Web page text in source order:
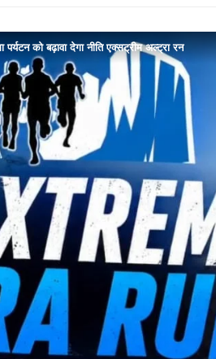
पर्यटन को बढ़ावा देगा नीति एक्सट्रीम अल्ट्रा रन